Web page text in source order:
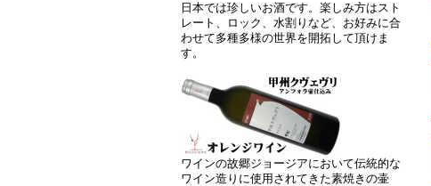
日本では珍しいお酒です。楽しみ方はスト
レート、ロック、水割りなど、お好みに合
わせて多種多様の世界を開拓して頂けま
す。
ワインの故郷ジョージアにおいて伝統的な
ワイン造りに使用されてきた素焼きの壷